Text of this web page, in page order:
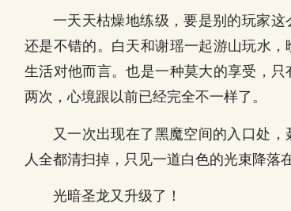
一天天枯燥地练级，要是别的玩家
还是不错的。白天和谢瑶一起游山玩水
生活对他而言。也是一种莫大的享受，
两次，心境跟以前已经完全不一样了。
又一次出现在了黑魔空间的入口处
人全都清扫掉，只见一道白色的光束降落
光暗圣龙又升级了！